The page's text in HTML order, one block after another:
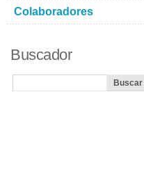
Colaboradores
Buscador